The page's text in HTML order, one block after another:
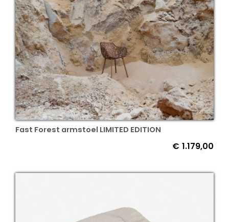
Fast Forest armstoel LIMITED EDITION
€ 1.179,00